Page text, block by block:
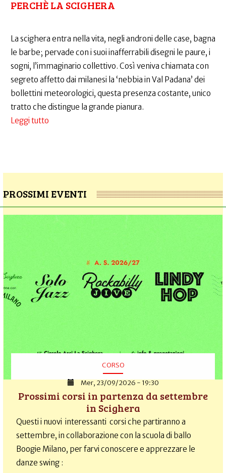
PERCHÈ LA SCIGHERA
La scighera entra nella vita, negli androni delle case, bagna
le barbe; pervade con i suoi inafferrabili disegni le paure, i
sogni, l’immaginario collettivo. Così veniva chiamata con
segreto affetto dai milanesi la ‘nebbia in Val Padana’ dei
bollettini meteorologici, questa presenza costante, unico
tratto che distingue la grande pianura.
Leggi tutto
PROSSIMI EVENTI
CORSO
Mer, 23/09/2026 - 19:30
Prossimi corsi in partenza da settembre
in Scighera
Questi i nuovi interessanti corsi che partiranno a
settembre, in collaborazione con la scuola di ballo
Boogie Milano, per farvi conoscere e apprezzare le
danze swing :